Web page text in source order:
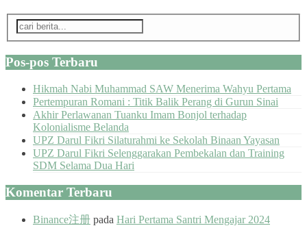
Pos-pos Terbaru
Hikmah Nabi Muhammad SAW Menerima Wahyu Pertama
Pertempuran Romani : Titik Balik Perang di Gurun Sinai
Akhir Perlawanan Tuanku Imam Bonjol terhadap
Kolonialisme Belanda
UPZ Darul Fikri Silaturahmi ke Sekolah Binaan Yayasan
UPZ Darul Fikri Selenggarakan Pembekalan dan Training
SDM Selama Dua Hari
Komentar Terbaru
Binance注册 pada Hari Pertama Santri Mengajar 2024